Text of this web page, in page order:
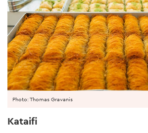
Kataifi
Photo: Thomas Gravanis